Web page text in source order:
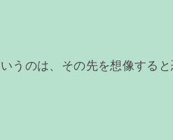
うのは、その先を想像すると